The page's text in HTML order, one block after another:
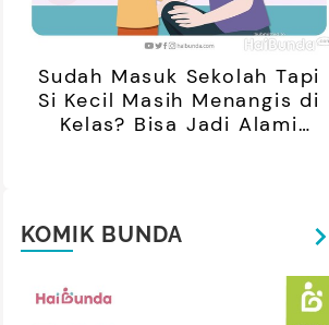
Sudah Masuk Sekolah Tapi
Si Kecil Masih Menangis di
Kelas? Bisa Jadi Alami
KOMIK BUNDA